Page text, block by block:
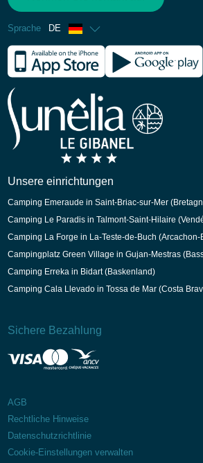
Sprache DE
Französisch
Englisch
Spanisch
Niederländisch
Unsere einrichtungen
Camping Emeraude in Saint-Briac-sur-Mer
Camping Le Paradis in Talmont-Saint-Hilaire
Camping La Forge in La-Teste-de-Buch (Arcachon-
Campingplatz Green Village in Gujan-Mestras
Camping Erreka in Bidart (Baskenland)
Camping Cala Llevado in Tossa de Mar (Costa
Sichere Bezahlung
AGB
Rechtliche Hinweise
Datenschutzrichtlinie
Cookie-Einstellungen verwalten